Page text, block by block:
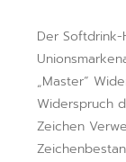
Der
„Master“
Widerspruch
Zeichen